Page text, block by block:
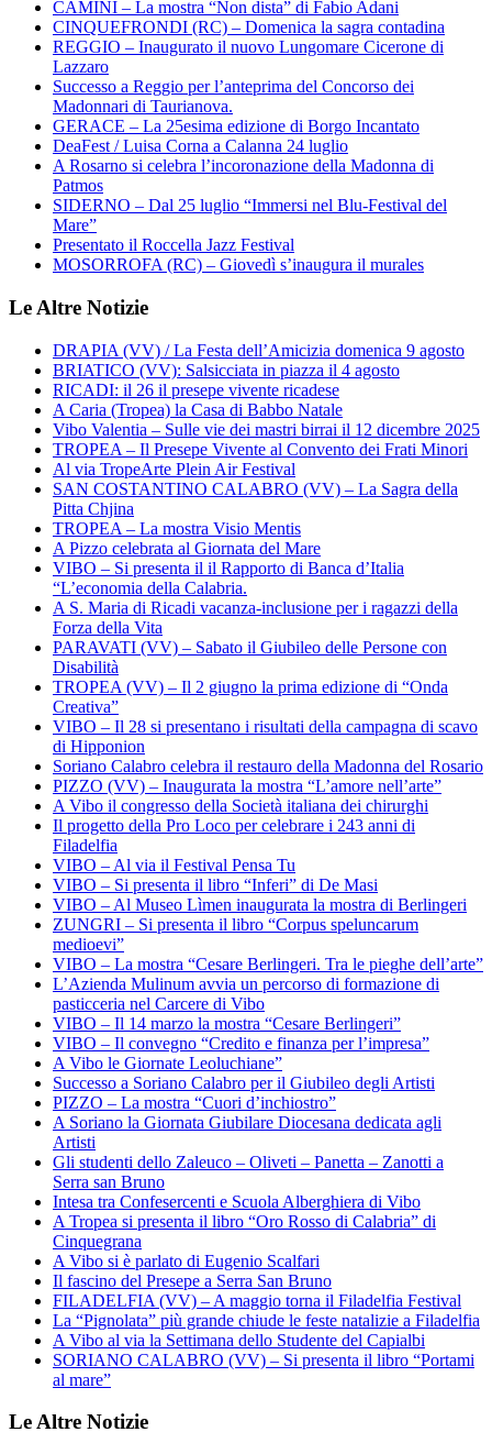
CAMINI – La mostra “Non dista” di Fabio Adani
CINQUEFRONDI (RC) – Domenica la sagra contadina
REGGIO – Inaugurato il nuovo Lungomare Cicerone di
Lazzaro
Successo a Reggio per l’anteprima del Concorso dei
Madonnari di Taurianova.
GERACE – La 25esima edizione di Borgo Incantato
DeaFest / Luisa Corna a Calanna 24 luglio
A Rosarno si celebra l’incoronazione della Madonna di
Patmos
SIDERNO – Dal 25 luglio “Immersi nel Blu-Festival del
Mare”
Presentato il Roccella Jazz Festival
MOSORROFA (RC) – Giovedì s’inaugura il murales
Le Altre Notizie
DRAPIA (VV) / La Festa dell’Amicizia domenica 9 agosto
BRIATICO (VV): Salsicciata in piazza il 4 agosto
RICADI: il 26 il presepe vivente ricadese
A Caria (Tropea) la Casa di Babbo Natale
Vibo Valentia – Sulle vie dei mastri birrai il 12 dicembre 2025
TROPEA – Il Presepe Vivente al Convento dei Frati Minori
Al via TropeArte Plein Air Festival
SAN COSTANTINO CALABRO (VV) – La Sagra della
Pitta Chjina
TROPEA – La mostra Visio Mentis
A Pizzo celebrata al Giornata del Mare
VIBO – Si presenta il il Rapporto di Banca d’Italia
“L’economia della Calabria.
A S. Maria di Ricadi vacanza-inclusione per i ragazzi della
Forza della Vita
PARAVATI (VV) – Sabato il Giubileo delle Persone con
Disabilità
TROPEA (VV) – Il 2 giugno la prima edizione di “Onda
Creativa”
VIBO – Il 28 si presentano i risultati della campagna di scavo
di Hipponion
Soriano Calabro celebra il restauro della Madonna del Rosario
PIZZO (VV) – Inaugurata la mostra “L’amore nell’arte”
A Vibo il congresso della Società italiana dei chirurghi
Il progetto della Pro Loco per celebrare i 243 anni di
Filadelfia
VIBO – Al via il Festival Pensa Tu
VIBO – Si presenta il libro “Inferi” di De Masi
VIBO – Al Museo Lìmen inaugurata la mostra di Berlingeri
ZUNGRI – Si presenta il libro “Corpus speluncarum
medioevi”
VIBO – La mostra “Cesare Berlingeri. Tra le pieghe dell’arte”
L’Azienda Mulinum avvia un percorso di formazione di
pasticceria nel Carcere di Vibo
VIBO – Il 14 marzo la mostra “Cesare Berlingeri”
VIBO – Il convegno “Credito e finanza per l’impresa”
A Vibo le Giornate Leoluchiane”
Successo a Soriano Calabro per il Giubileo degli Artisti
PIZZO – La mostra “Cuori d’inchiostro”
A Soriano la Giornata Giubilare Diocesana dedicata agli
Artisti
Gli studenti dello Zaleuco – Oliveti – Panetta – Zanotti a
Serra san Bruno
Intesa tra Confesercenti e Scuola Alberghiera di Vibo
A Tropea si presenta il libro “Oro Rosso di Calabria” di
Cinquegrana
A Vibo si è parlato di Eugenio Scalfari
Il fascino del Presepe a Serra San Bruno
FILADELFIA (VV) – A maggio torna il Filadelfia Festival
La “Pignolata” più grande chiude le feste natalizie a Filadelfia
A Vibo al via la Settimana dello Studente del Capialbi
SORIANO CALABRO (VV) – Si presenta il libro “Portami
al mare”
Le Altre Notizie